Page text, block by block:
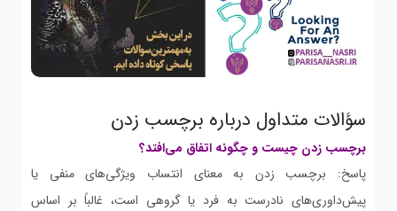
سؤالات متداول درباره برچسب زدن
برچسب زدن چیست و چگونه اتفاق می‌افتد؟
پاسخ: برچسب زدن به معنای انتساب ویژگی‌های منفی یا
پیش‌داوری‌های نادرست به فرد یا گروهی است، غالباً بر اساس